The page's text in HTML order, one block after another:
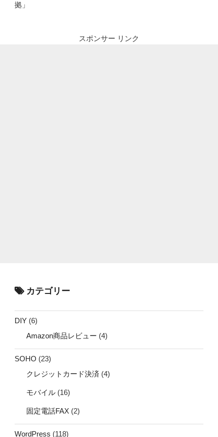
拠」
スポンサー リンク
カテゴリー
DIY (6)
Amazon商品レビュー (4)
SOHO (23)
クレジットカード決済 (4)
モバイル (16)
固定電話FAX (2)
WordPress (118)